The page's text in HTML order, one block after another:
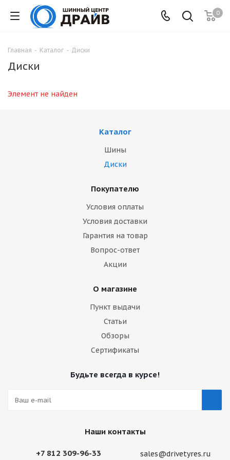
0
Главная - Каталог - Диски
Диски
Элемент не найден
Каталог
Шины
Диски
Покупателю
Условия оплаты
Условия доставки
Гарантия на товар
Вопрос-ответ
Акции
О магазине
Пункт выдачи
Статьи
Обзоры
Сертификаты
Будьте всегда в курсе!
Наши контакты
+7 812 309-96-33 sales@drivetyres.ru